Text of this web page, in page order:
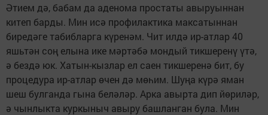
Әтием дә, бабам да аденома простаты авыруыннан
китеп барды. Мин исә профилактика максатыннан
биредәге табибларга күренәм. Чит илдә ир-атлар 40
яшьтән соң елына ике мәртәбә мондый тикшеренү үтә,
ә бездә юк. Хатын-кызлар ел саен тикшеренә бит, бу
процедура ир-атлар өчен дә мөһим. Шуңа күрә яман
шеш булганда гына беләләр. Арка авырта дип йөриләр,
ә чынлыкта куркыныч авыру башланган була. Мин